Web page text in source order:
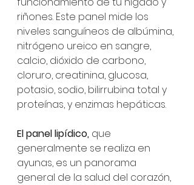
riñones. Este panel mide los
niveles sanguíneos de albúmina,
nitrógeno ureico en sangre,
calcio, dióxido de carbono,
cloruro, creatinina, glucosa,
potasio, sodio, bilirrubina total y
proteínas, y enzimas hepáticas.
El panel lipídico, que
generalmente se realiza en
ayunas, es un panorama
general de la salud del corazón,